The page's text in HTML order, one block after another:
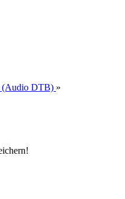
(Audio DTB) »